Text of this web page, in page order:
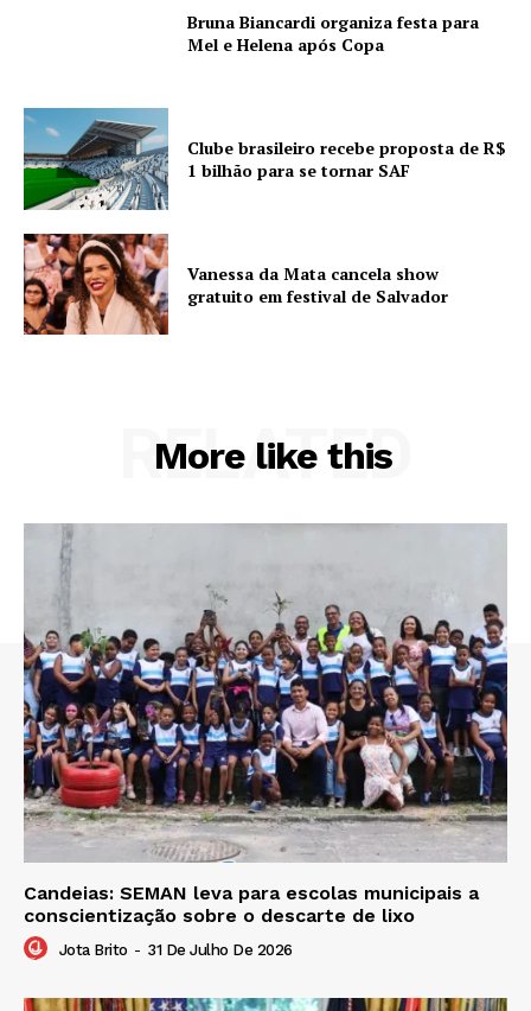
Bruna Biancardi organiza festa para
Mel e Helena após Copa
Clube brasileiro recebe proposta de R$
1 bilhão para se tornar SAF
Vanessa da Mata cancela show
gratuito em festival de Salvador
More like this
RELATED
Candeias: SEMAN leva para escolas municipais a
conscientização sobre o descarte de lixo
Jota Brito - 31 De Julho De 2026